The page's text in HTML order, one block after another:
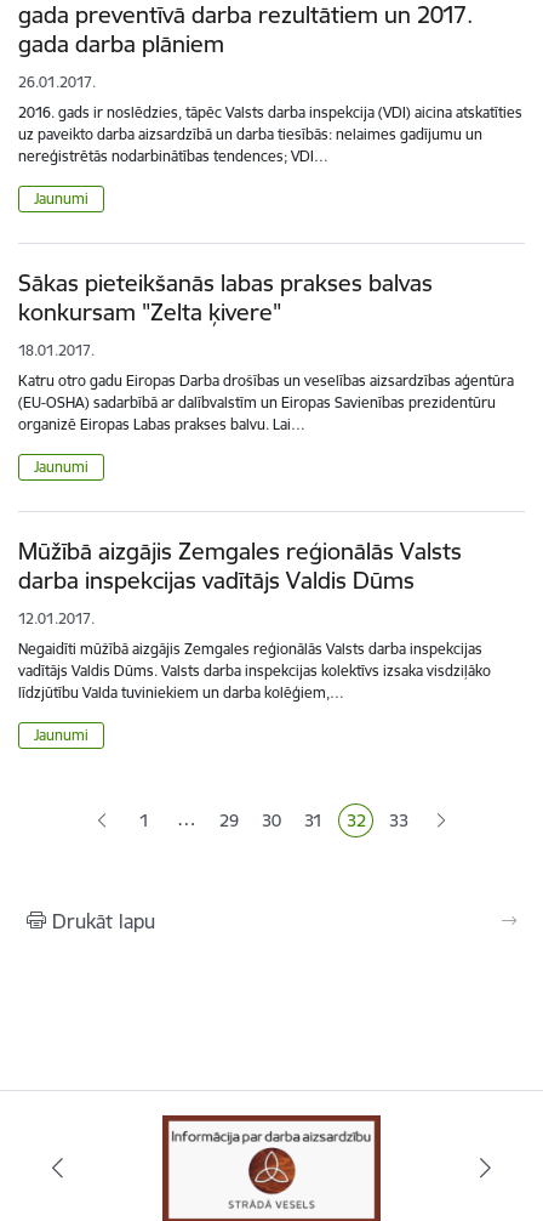
gada preventīvā darba rezultātiem un 2017.
gada darba plāniem
26.01.2017.
2016. gads ir noslēdzies, tāpēc Valsts darba inspekcija (VDI) aicina atskatīties
uz paveikto darba aizsardzībā un darba tiesībās: nelaimes gadījumu un
nereģistrētās nodarbinātības tendences; VDI…
Jaunumi
Sākas pieteikšanās labas prakses balvas
konkursam "Zelta ķivere"
18.01.2017.
Katru otro gadu Eiropas Darba drošības un veselības aizsardzības aģentūra
(EU-OSHA) sadarbībā ar dalībvalstīm un Eiropas Savienības prezidentūru
organizē Eiropas Labas prakses balvu. Lai…
Jaunumi
Mūžībā aizgājis Zemgales reģionālās Valsts
darba inspekcijas vadītājs Valdis Dūms
12.01.2017.
Negaidīti mūžībā aizgājis Zemgales reģionālās Valsts darba inspekcijas
vadītājs Valdis Dūms. Valsts darba inspekcijas kolektīvs izsaka visdziļāko
līdzjūtību Valda tuviniekiem un darba kolēģiem,…
Jaunumi
1 … Lapa
29 Lapa
30 Lapa
31 Pašreizējā lapa
32 Lapa
33
Drukāt lapu